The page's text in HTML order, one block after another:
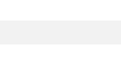
モスモス ラーゴム）の一覧